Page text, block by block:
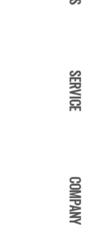
SERVICE
COMPANY